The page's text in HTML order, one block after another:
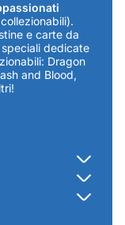
e carte da
dedicate
Dragon
and Blood,